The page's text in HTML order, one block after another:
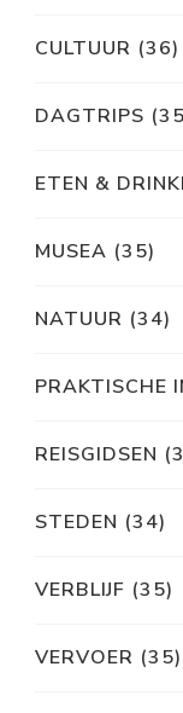
CULTUUR (36)
DAGTRIPS
ETEN &
MUSEA (35)
NATUUR (34)
PRAKTISCHE
REISGIDSEN
STEDEN (34)
VERBLIJF (35)
VERVOER (35)